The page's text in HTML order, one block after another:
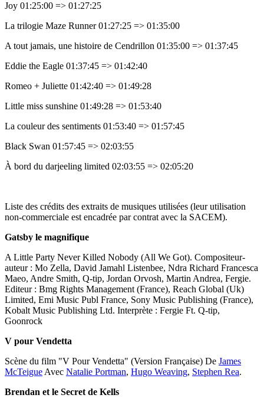
Joy 01:25:00 => 01:27:25
La trilogie Maze Runner 01:27:25 => 01:35:00
A tout jamais, une histoire de Cendrillon 01:35:00 => 01:37:45
Eddie the Eagle 01:37:45 => 01:42:40
Romeo + Juliette 01:42:40 => 01:49:28
Little miss sunshine 01:49:28 => 01:53:40
La couleur des sentiments 01:53:40 => 01:57:45
Black Swan 01:57:45 => 02:03:55
À bord du darjeeling limited 02:03:55 => 02:05:20
Liste des crédits des extraits de musiques utilisées (leur utilisation
non-commerciale est encadrée par contrat avec la SACEM).
Gatsby le magnifique
A Little Party Never Killed Nobody (All We Got). Compositeur-
auteur : Mo Zella, David Jamahl Listenbee, Ndra Richard Francesca
Maeo, Andre Smith, Q-tip, Jordan Orvosh, Martin Andrea, Fergie.
Editeur : Bmg Rights Management (France), Reach Global (Uk)
Limited, Emi Music Publ France, Sony Music Publishing (France),
Kobalt Music Publishing Ltd. Interprète : Fergie Ft. Q-tip,
Goonrock
V pour Vendetta
Scène du film "V Pour Vendetta" (Version Française) De James
McTeigue Avec Natalie Portman, Hugo Weaving, Stephen Rea.
Brendan et le Secret de Kells